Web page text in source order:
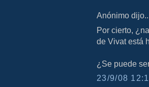
Anónimo
Por cierto,
de Vivat está
¿Se puede
23/9/08